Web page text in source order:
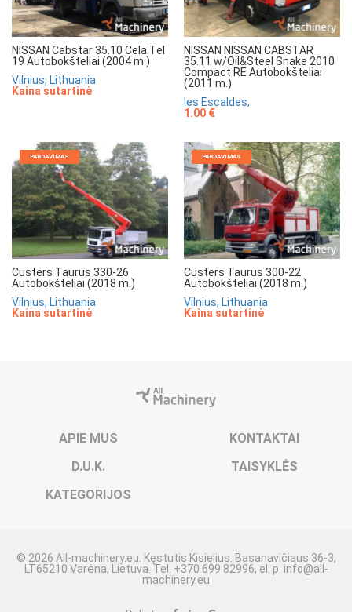
NISSAN Cabstar 35.10 Cela Tel
19 Autobokšteliai (2004 m.)
Vilnius, Lithuania
Kaina sutartinė
NISSAN NISSAN CABSTAR
35.11 w/Oil&Steel Snake 2010
Compact RE Autobokšteliai
(2011 m.)
les Escaldes,
1.00 €
PARDAVIMAS
Custers Taurus 330-26
Autobokšteliai (2018 m.)
Vilnius, Lithuania
Kaina sutartinė
PARDAVIMAS
Custers Taurus 300-22
Autobokšteliai (2018 m.)
Vilnius, Lithuania
Kaina sutartinė
APIE MUS
KONTAKTAI
D.U.K.
TAISYKLĖS
KATEGORIJOS
© 2026 All-machinery.eu. Kęstutis Kisielius. Basanavičiaus 36-3,
LT65210 Varėna, Lietuva. Tel. +370 699 82996, el. p. info@all-
machinery.eu